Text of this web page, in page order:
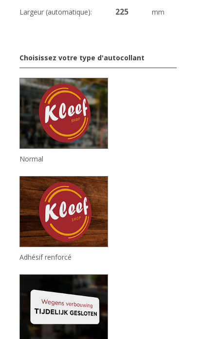
Largeur (automatique): mm
Choisissez votre type d'autocollant
Normal
Adhésif renforcé